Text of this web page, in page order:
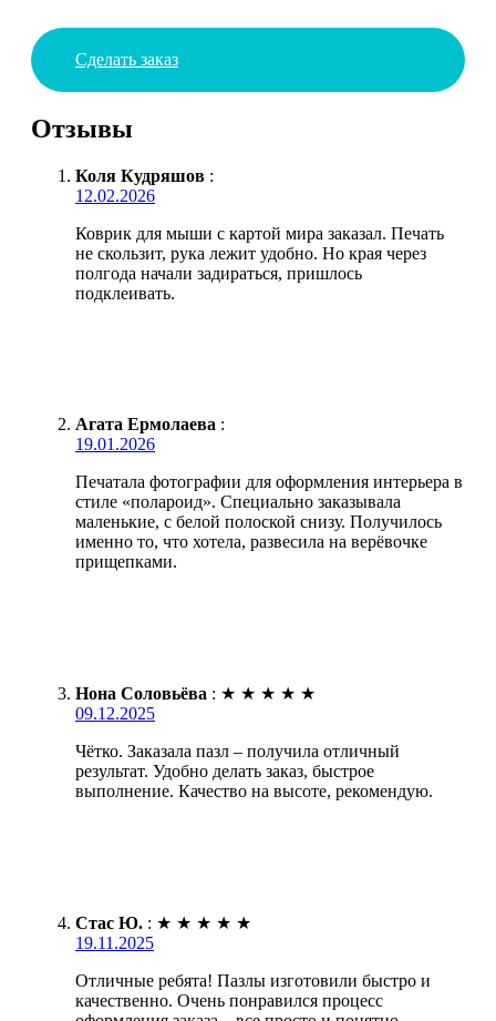
Сделать заказ
Отзывы
Коля Кудряшов :
12.02.2026
Коврик для мыши с картой мира заказал. Печать
не скользит, рука лежит удобно. Но края через
полгода начали задираться, пришлось
подклеивать.
Агата Ермолаева :
19.01.2026
Печатала фотографии для оформления интерьера в
стиле «полароид». Специально заказывала
маленькие, с белой полоской снизу. Получилось
именно то, что хотела, развесила на верёвочке
прищепками.
Нона Соловьёва : ★ ★ ★ ★ ★
09.12.2025
Чётко. Заказала пазл – получила отличный
результат. Удобно делать заказ, быстрое
выполнение. Качество на высоте, рекомендую.
Стас Ю. : ★ ★ ★ ★ ★
19.11.2025
Отличные ребята! Пазлы изготовили быстро и
качественно. Очень понравился процесс